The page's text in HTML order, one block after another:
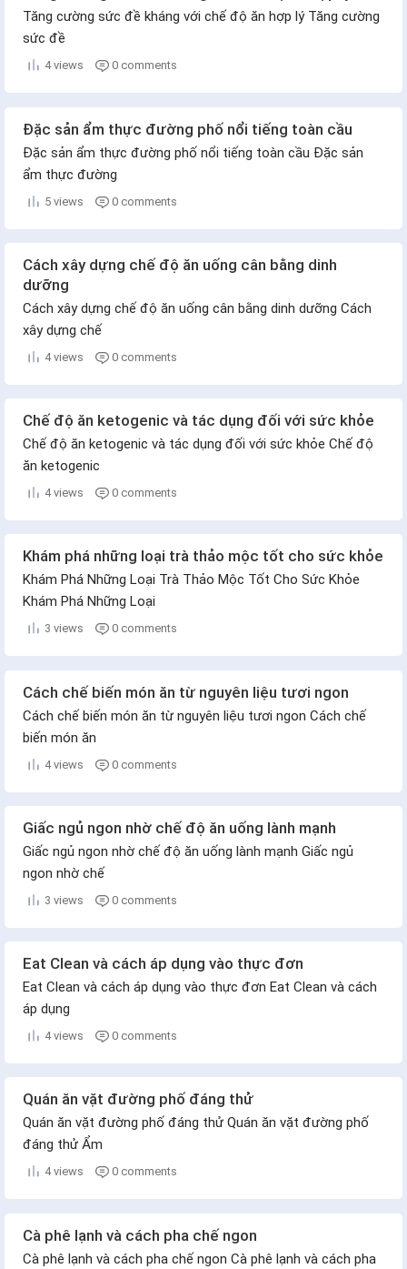
Tăng cường sức đề kháng với chế độ ăn hợp lý Tăng cường
sức đề
4 views 0 comments
Đặc sản ẩm thực đường phố nổi tiếng toàn cầu
Đặc sản ẩm thực đường phố nổi tiếng toàn cầu Đặc sản
ẩm thực đường
5 views 0 comments
Cách xây dựng chế độ ăn uống cân bằng dinh
dưỡng
Cách xây dựng chế độ ăn uống cân bằng dinh dưỡng Cách
xây dựng chế
4 views 0 comments
Chế độ ăn ketogenic và tác dụng đối với sức khỏe
Chế độ ăn ketogenic và tác dụng đối với sức khỏe Chế độ
ăn ketogenic
4 views 0 comments
Khám phá những loại trà thảo mộc tốt cho sức khỏe
Khám Phá Những Loại Trà Thảo Mộc Tốt Cho Sức Khỏe
Khám Phá Những Loại
3 views 0 comments
Cách chế biến món ăn từ nguyên liệu tươi ngon
Cách chế biến món ăn từ nguyên liệu tươi ngon Cách chế
biến món ăn
4 views 0 comments
Giấc ngủ ngon nhờ chế độ ăn uống lành mạnh
Giấc ngủ ngon nhờ chế độ ăn uống lành mạnh Giấc ngủ
ngon nhờ chế
3 views 0 comments
Eat Clean và cách áp dụng vào thực đơn
Eat Clean và cách áp dụng vào thực đơn Eat Clean và cách
áp dụng
4 views 0 comments
Quán ăn vặt đường phố đáng thử
Quán ăn vặt đường phố đáng thử Quán ăn vặt đường phố
đáng thử Ẩm
4 views 0 comments
Cà phê lạnh và cách pha chế ngon
Cà phê lạnh và cách pha chế ngon Cà phê lạnh và cách pha